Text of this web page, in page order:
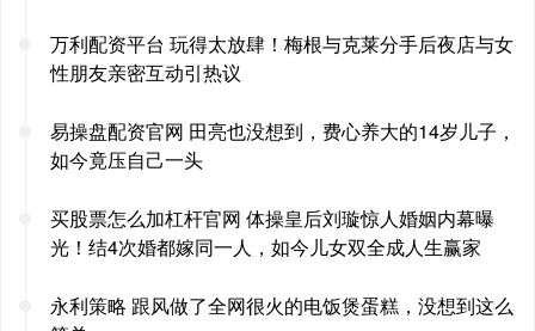
万利配资平台 玩得太放肆！梅根与克莱分手后夜店与女
性朋友亲密互动引热议
易操盘配资官网 田亮也没想到，费心养大的14岁儿子，
如今竟压自己一头
买股票怎么加杠杆官网 体操皇后刘璇惊人婚姻内幕曝
光！结4次婚都嫁同一人，如今儿女双全成人生赢家
永利策略 跟风做了全网很火的电饭煲蛋糕，没想到这么